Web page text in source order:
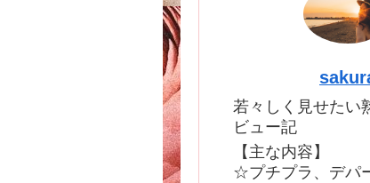
若々しく見せたい
ビュー記
【主な内容】
☆プチプラ、デパ